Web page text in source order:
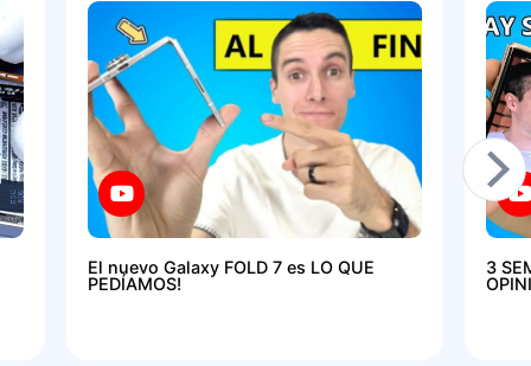
El nuevo Galaxy FOLD 7 es LO QUE
PEDÍAMOS!
3